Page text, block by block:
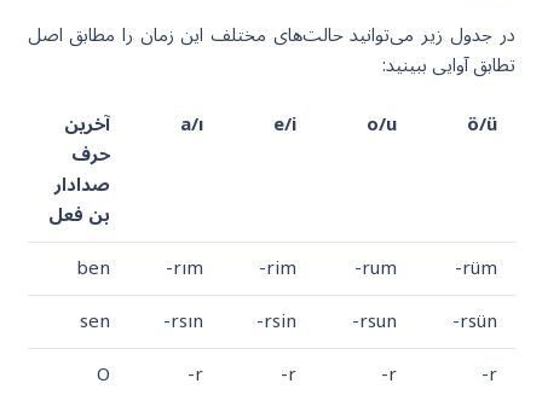
در جدول زیر می‌توانید حالت‌های مختلف این زمان را مطابق اصل
تطابق آوایی ببینید:
ö/ü
o/u
e/i
a/ı آخرین
حرف
صدادار
بن فعل
-rüm
-rum
-rim
-rım
ben
-rsün
-rsun
-rsin
-rsın
sen
-r
-r
-r
-r
O